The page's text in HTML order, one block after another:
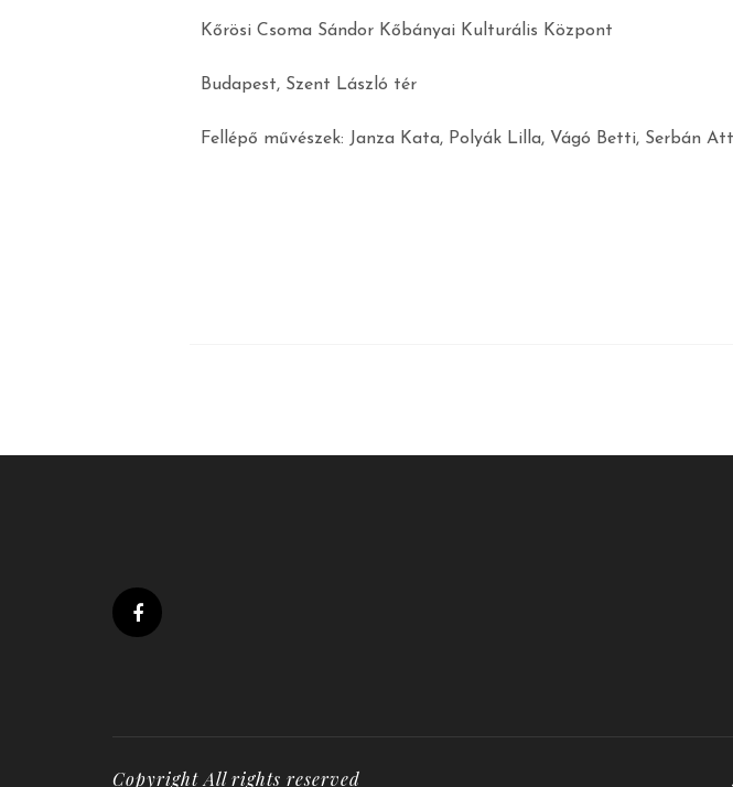
Kőrösi Csoma Sándor Kőbányai Kulturális Központ
Budapest, Szent László tér
Fellépő művészek: Janza Kata, Polyák Lilla, Vágó Betti, Serbán
Copyright All rights reserved